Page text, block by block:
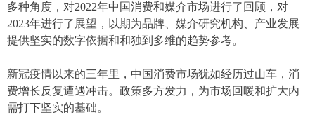
多种角度，对2022年中国消费和媒介市场进行了回顾，对
2023年进行了展望，以期为品牌、媒介研究机构、产业发展
提供坚实的数字依据和和独到多维的趋势参考。
新冠疫情以来的三年里，中国消费市场犹如经历过山车，消
费增长反复遭遇冲击。政策多方发力，为市场回暖和扩大内
需打下坚实的基础。